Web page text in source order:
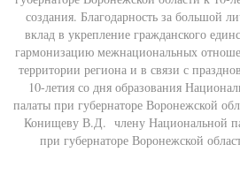
создания. Благодарность за большой
вклад в укрепление гражданского
гармонизацию межнациональных
территории региона и в связи с
10-летия со дня образования
палаты при губернаторе Воронежской
Конищеву В.Д. члену Национальной
при губернаторе Воронежской